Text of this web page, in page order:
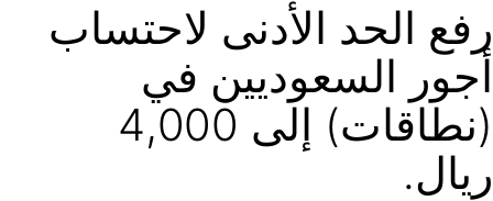
رفع الحد الأدنى لاحتساب
أجور السعوديين في
(نطاقات) إلى 4,000
ريال.